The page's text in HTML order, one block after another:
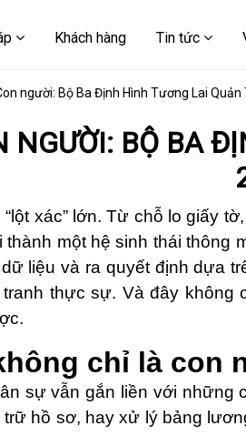
Khách hàng Tin tức
người: Bộ Ba Định Hình Tương Lai
NGƯỜI: BỘ BA
xác” lớn. Từ chỗ lo giấy
một hệ sinh thái
liệu và ra quyết định dựa
thực sự. Và đây
chỉ là con
sự vẫn gắn liền với những
hồ sơ, hay xử lý bảng